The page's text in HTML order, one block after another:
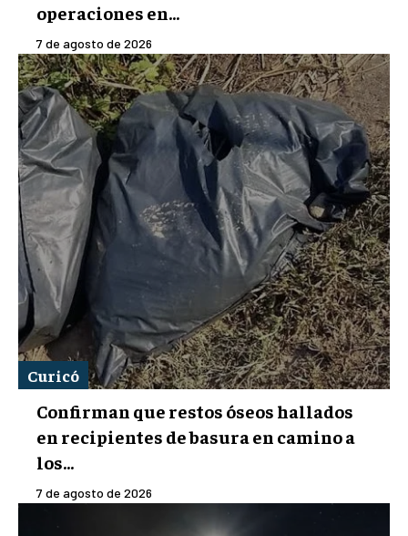
operaciones en...
7 de agosto de 2026
Curicó
Confirman que restos óseos hallados
en recipientes de basura en camino a
los...
7 de agosto de 2026